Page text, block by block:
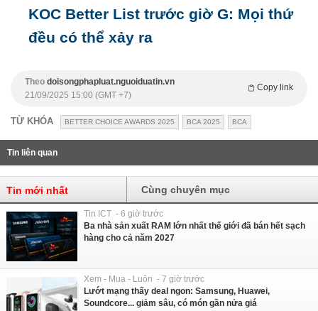
KOC Better List trước giờ G: Mọi thứ
đều có thể xảy ra
Theo doisongphapluat.nguoiduatin.vn
Copy link
21/09/2025 15:00 (GMT +7)
TỪ KHÓA BETTER CHOICE AWARDS 2025 BCA 2025 BCA
Tin liên quan
Tin mới nhất Cùng chuyên mục
Tin ICT - 6 giờ trước
Ba nhà sản xuất RAM lớn nhất thế giới đã bán hết sạch
hàng cho cả năm 2027
Xem - Mua - Luôn - 7 giờ trước
Lướt mạng thấy deal ngon: Samsung, Huawei,
Soundcore... giảm sâu, có món gần nửa giá